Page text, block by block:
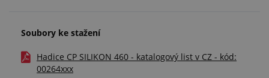
Soubory ke stažení
Hadice CP SILIKON 460 - katalogový list v CZ - kód:
00264xxx